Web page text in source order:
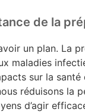
de la
un plan. La
maladies
sur la santé
réduisons la
d’agir